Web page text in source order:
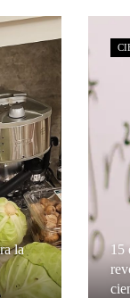
la
15